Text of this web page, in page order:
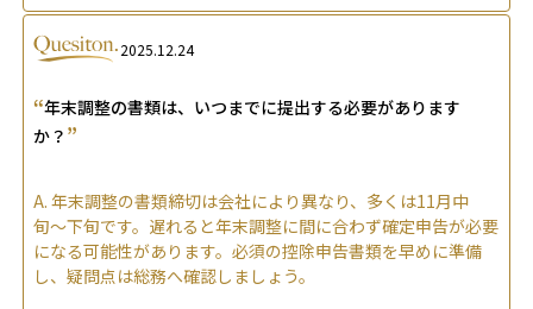
2025.12.24
“年末調整の書類は、いつまでに提出する必要があります
か？ ”
A. 年末調整の書類締切は会社により異なり、多くは11月中
旬〜下旬です。遅れると年末調整に間に合わず確定申告が必要
になる可能性があります。必須の控除申告書類を早めに準備
し、疑問点は総務へ確認しましょう。